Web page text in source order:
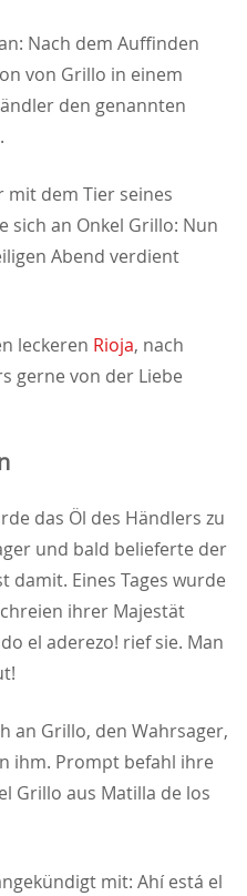
Nach dem Auffinden
von Grillo in einem
den genannten
mit dem Tier seines
sich an Onkel Grillo: Nun
Abend verdient
leckeren Rioja, nach
gerne von der Liebe
das Öl des Händlers zu
und bald belieferte der
damit. Eines Tages wurde
ihrer Majestät
el aderezo! rief sie. Man
an Grillo, den Wahrsager,
ihm. Prompt befahl ihre
Grillo aus Matilla de los
mit: Ahí está el